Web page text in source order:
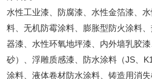
水性工业漆、防腐漆、水性金箔漆、
料、无机防霉涂料、膨胀型防火涂料
器漆、水性环氧地坪漆、内外墙乳胶
砂）、浮雕质感漆、防水涂料（JS、
涂料、液体卷材防水涂料、铸造用消失